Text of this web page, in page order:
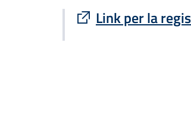
Link per la
Sito esterno :